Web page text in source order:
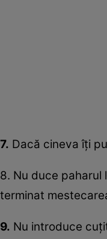
7. Dacă cineva îţi
8. Nu duce
terminat
9. Nu introduce